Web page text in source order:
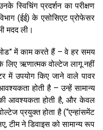
स्विचिंग प्रदर्शन का परीक्षण
(ईई) के एसोसिएट प्रोफेसर
मदद ली।
में काम करते हैं – वे हर समय
ऋणात्मक वोल्टेज लागू नहीं
में उपयोग किए जाने वाले पावर
होती है – उन्हें सामान्य
आवश्यकता होती है, और केवल
प्रयुक्त होता है (“एन्हांसमेंट
टीम ने डिवाइस को सामान्य रूप